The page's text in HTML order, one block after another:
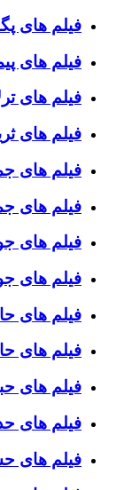
فیلم های
فیلم های
فیلم های
فیلم های
فیلم های
فیلم های
فیلم های
فیلم های
فیلم های
فیلم های
فیلم های
فیلم های
فیلم های